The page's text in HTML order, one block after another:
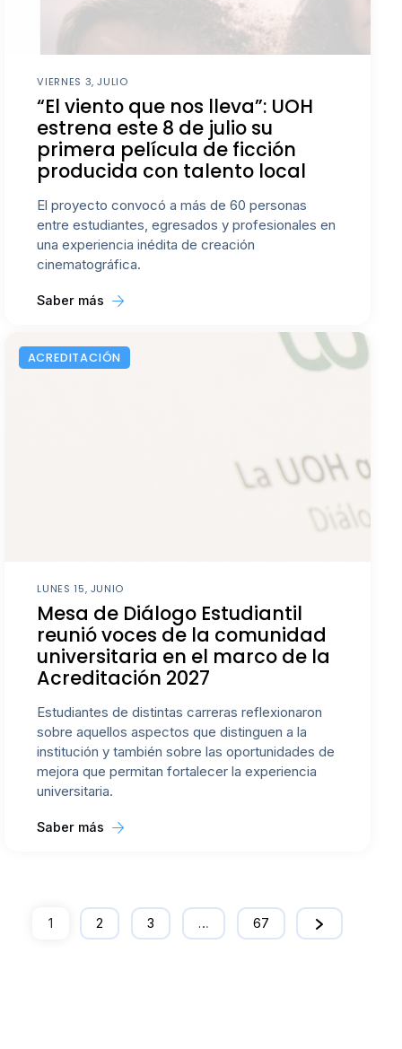
VIERNES 3, JULIO
“El viento que nos lleva”: UOH
estrena este 8 de julio su
primera película de ficción
producida con talento local
El proyecto convocó a más de 60 personas
entre estudiantes, egresados y profesionales en
una experiencia inédita de creación
cinematográfica.
Saber más
ACREDITACIÓN
LUNES 15, JUNIO
Mesa de Diálogo Estudiantil
reunió voces de la comunidad
universitaria en el marco de la
Acreditación 2027
Estudiantes de distintas carreras reflexionaron
sobre aquellos aspectos que distinguen a la
institución y también sobre las oportunidades de
mejora que permitan fortalecer la experiencia
universitaria.
Saber más
1 2 3 … 67